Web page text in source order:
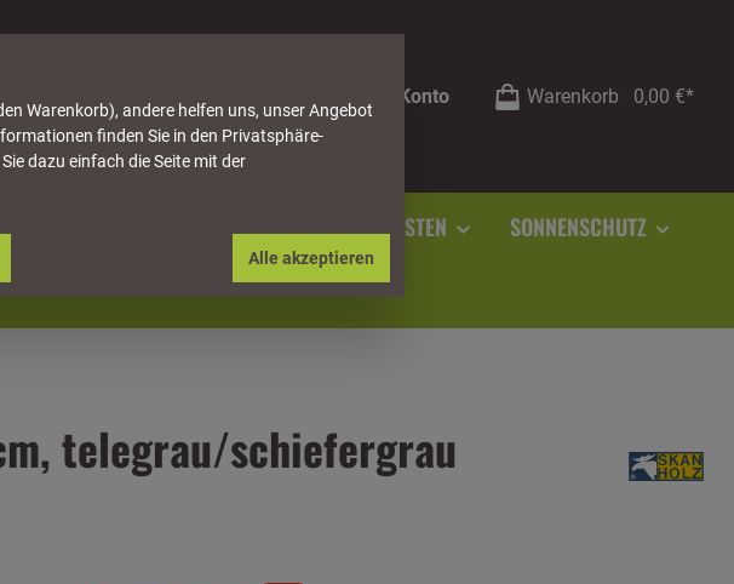
Mein Konto Warenkorb 0,00 €*
NATURSTEIN SOCKELLEISTEN SONNENSCHUTZ
telegrau/schiefergrau
Warenkorb), andere helfen uns, unser Angebot
finden Sie in den Privatsphäre-
dazu einfach die Seite mit der
Alle akzeptieren